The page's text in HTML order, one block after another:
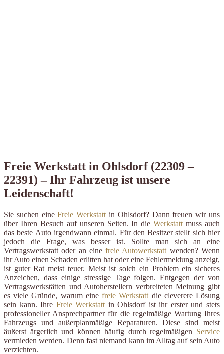
Freie Werkstatt in Ohlsdorf (22309 –
22391) – Ihr Fahrzeug ist unsere
Leidenschaft!
Sie suchen eineFreie Werkstatt in Ohlsdorf? Dann freuen wir uns
über Ihren Besuch auf unseren Seiten. In dieWerkstatt muss auch
das beste Auto irgendwann einmal. Für den Besitzer stellt sich hier
jedoch die Frage, was besser ist. Sollte man sich an eine
Vertragswerkstatt oder an einefreie Autowerkstatt wenden? Wenn
ihr Auto einen Schaden erlitten hat oder eine Fehlermeldung anzeigt,
ist guter Rat meist teuer. Meist ist solch ein Problem ein sicheres
Anzeichen, dass einige stressige Tage folgen. Entgegen der von
Vertragswerkstätten und Autoherstellern verbreiteten Meinung gibt
es viele Gründe, warum einefreie Werkstatt die cleverere Lösung
sein kann. Ihre Freie Werkstatt in Ohlsdorf ist ihr erster und stets
professioneller Ansprechpartner für die regelmäßige Wartung Ihres
Fahrzeugs und außerplanmäßige Reparaturen. Diese sind meist
äußerst ärgerlich und können häufig durch regelmäßigen Service
vermieden werden. Denn fast niemand kann im Alltag auf sein Auto
verzichten.